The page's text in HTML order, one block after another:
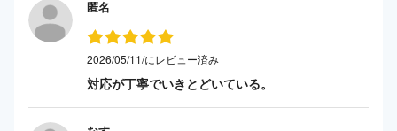
匿名
2026/05/11/にレビュー済み
対応が丁寧でいきとどいている。